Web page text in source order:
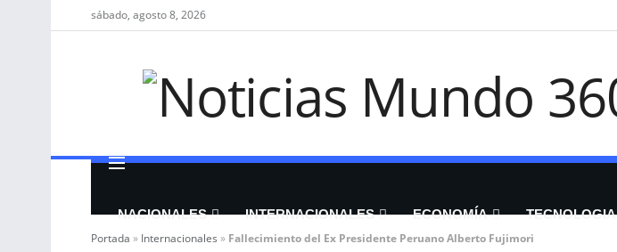
sábado, agosto 8, 2026
NACIONALES INTERNACIONALES ECONOMÍA TECNOLOGIA
Portada » Internacionales » Fallecimiento del Ex Presidente Peruano Alberto Fujimori